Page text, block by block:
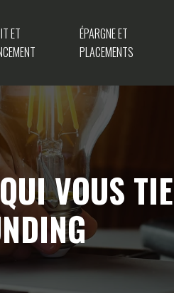
ET
ÉPARGNE ET
PLACEMENTS
VOUS